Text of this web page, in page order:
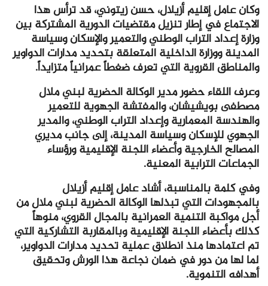
وكان عامل إقليم أزيلال، حسن زيتوني، قد ترأس هذا
الاجتماع في إطار تنزيل مقتضيات الدورية المشتركة بين
وزارة إعداد التراب الوطني والتعمير والإسكان وسياسة
المدينة ووزارة الداخلية المتعلقة بتحديد مدارات الدواوير
والمناطق القروية التي تعرف ضغطاً عمرانياً متزايداً.
وعرف اللقاء حضور مدير الوكالة الحضرية لبني ملال
مصطفى بويشيشان، والمفتشة الجهوية للتعمير
والهندسة المعمارية وإعداد التراب الوطني، والمدير
الجهوي للإسكان وسياسة المدينة، إلى جانب مديري
المصالح الخارجية وأعضاء اللجنة الإقليمية ورؤساء
الجماعات الترابية المعنية.
وفي كلمة بالمناسبة، أشاد عامل إقليم أزيلال
بالمجهودات التي تبذلها الوكالة الحضرية لبني ملال من
أجل مواكبة التنمية العمرانية بالمجال القروي، منوهاً
كذلك بأعضاء اللجنة الإقليمية وبالمقاربة التشاركية التي
تم اعتمادها منذ انطلاق عملية تحديد مدارات الدواوير،
لما لها من دور في ضمان نجاعة هذا الورش وتحقيق
أهدافه التنموية.